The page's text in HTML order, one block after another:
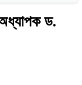
অধ্যাপক ড.